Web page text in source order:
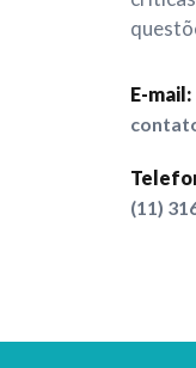
E-mail:
(11)